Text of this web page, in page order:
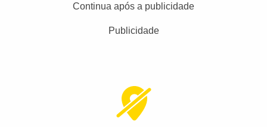
Continua após a publicidade
Publicidade